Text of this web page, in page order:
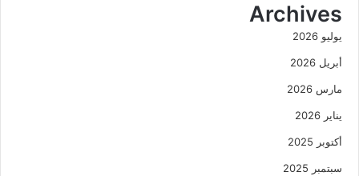
Archives
يوليو 2026
أبريل 2026
مارس 2026
يناير 2026
أكتوبر 2025
سبتمبر 2025